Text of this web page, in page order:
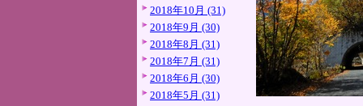
2018年10月 (31)
2018年9月 (30)
2018年8月 (31)
2018年7月 (31)
2018年6月 (30)
2018年5月 (31)